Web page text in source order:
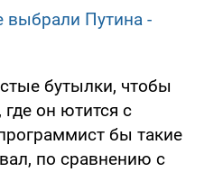
выбрали Путина -
бутылки, чтобы
где он ютится с
бы такие
по сравнению с